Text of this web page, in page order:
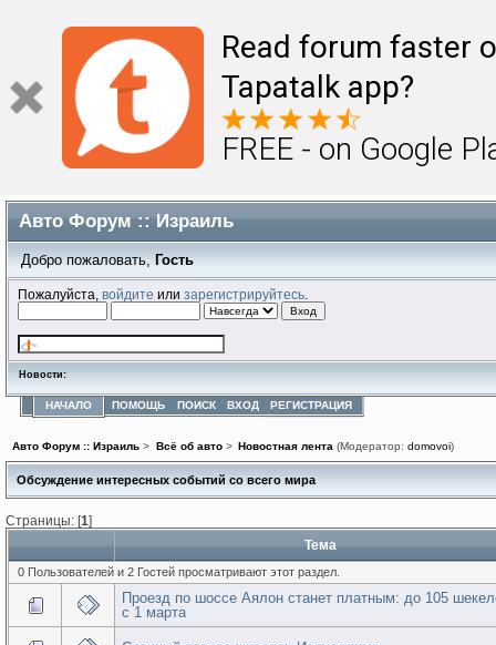
Read forum faster
Tapatalk app?
FREE - on Google
Авто Форум :: Израиль
Добро пожаловать, Гость
Пожалуйста,войдите илизарегистрируйтесь
Новости:
НАЧАЛО ПОМОЩЬ ПОИСК ВХОД РЕГИСТРАЦИЯ
Авто Форум :: Израиль > Всё об авто> Новостная лента(Модератор: domovoi)
Обсуждение интересных событий со всего мира
Страницы: [1]
Тема
0 Пользователей и 2 Гостей просматривают этот раздел.
Проезд по шоссе Аялон станет платным: до 105
с 1 марта